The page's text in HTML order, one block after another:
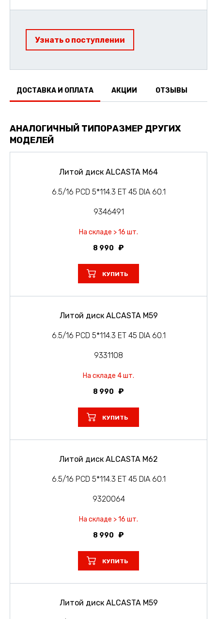
Узнать о поступлении
ДОСТАВКА И ОПЛАТА АКЦИИ ОТЗЫВЫ
АНАЛОГИЧНЫЙ ТИПОРАЗМЕР ДРУГИХ
МОДЕЛЕЙ
Литой диск ALCASTA M64
6.5/16 PCD 5*114.3 ET 45 DIA 60.1
9346491
На складе > 16 шт.
8 990
КУПИТЬ
Литой диск ALCASTA M59
6.5/16 PCD 5*114.3 ET 45 DIA 60.1
9331108
На складе 4 шт.
8 990
КУПИТЬ
Литой диск ALCASTA M62
6.5/16 PCD 5*114.3 ET 45 DIA 60.1
9320064
На складе > 16 шт.
8 990
КУПИТЬ
Литой диск ALCASTA M59